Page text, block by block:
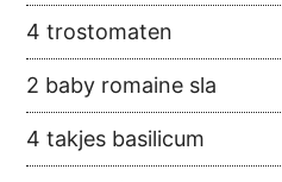
4 trostomaten
2 baby romaine sla
4 takjes basilicum